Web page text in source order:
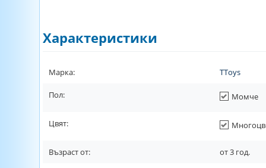
Характеристики
Марка: TToys
Пол: Момче
Цвят:
Възраст от: от3 год.